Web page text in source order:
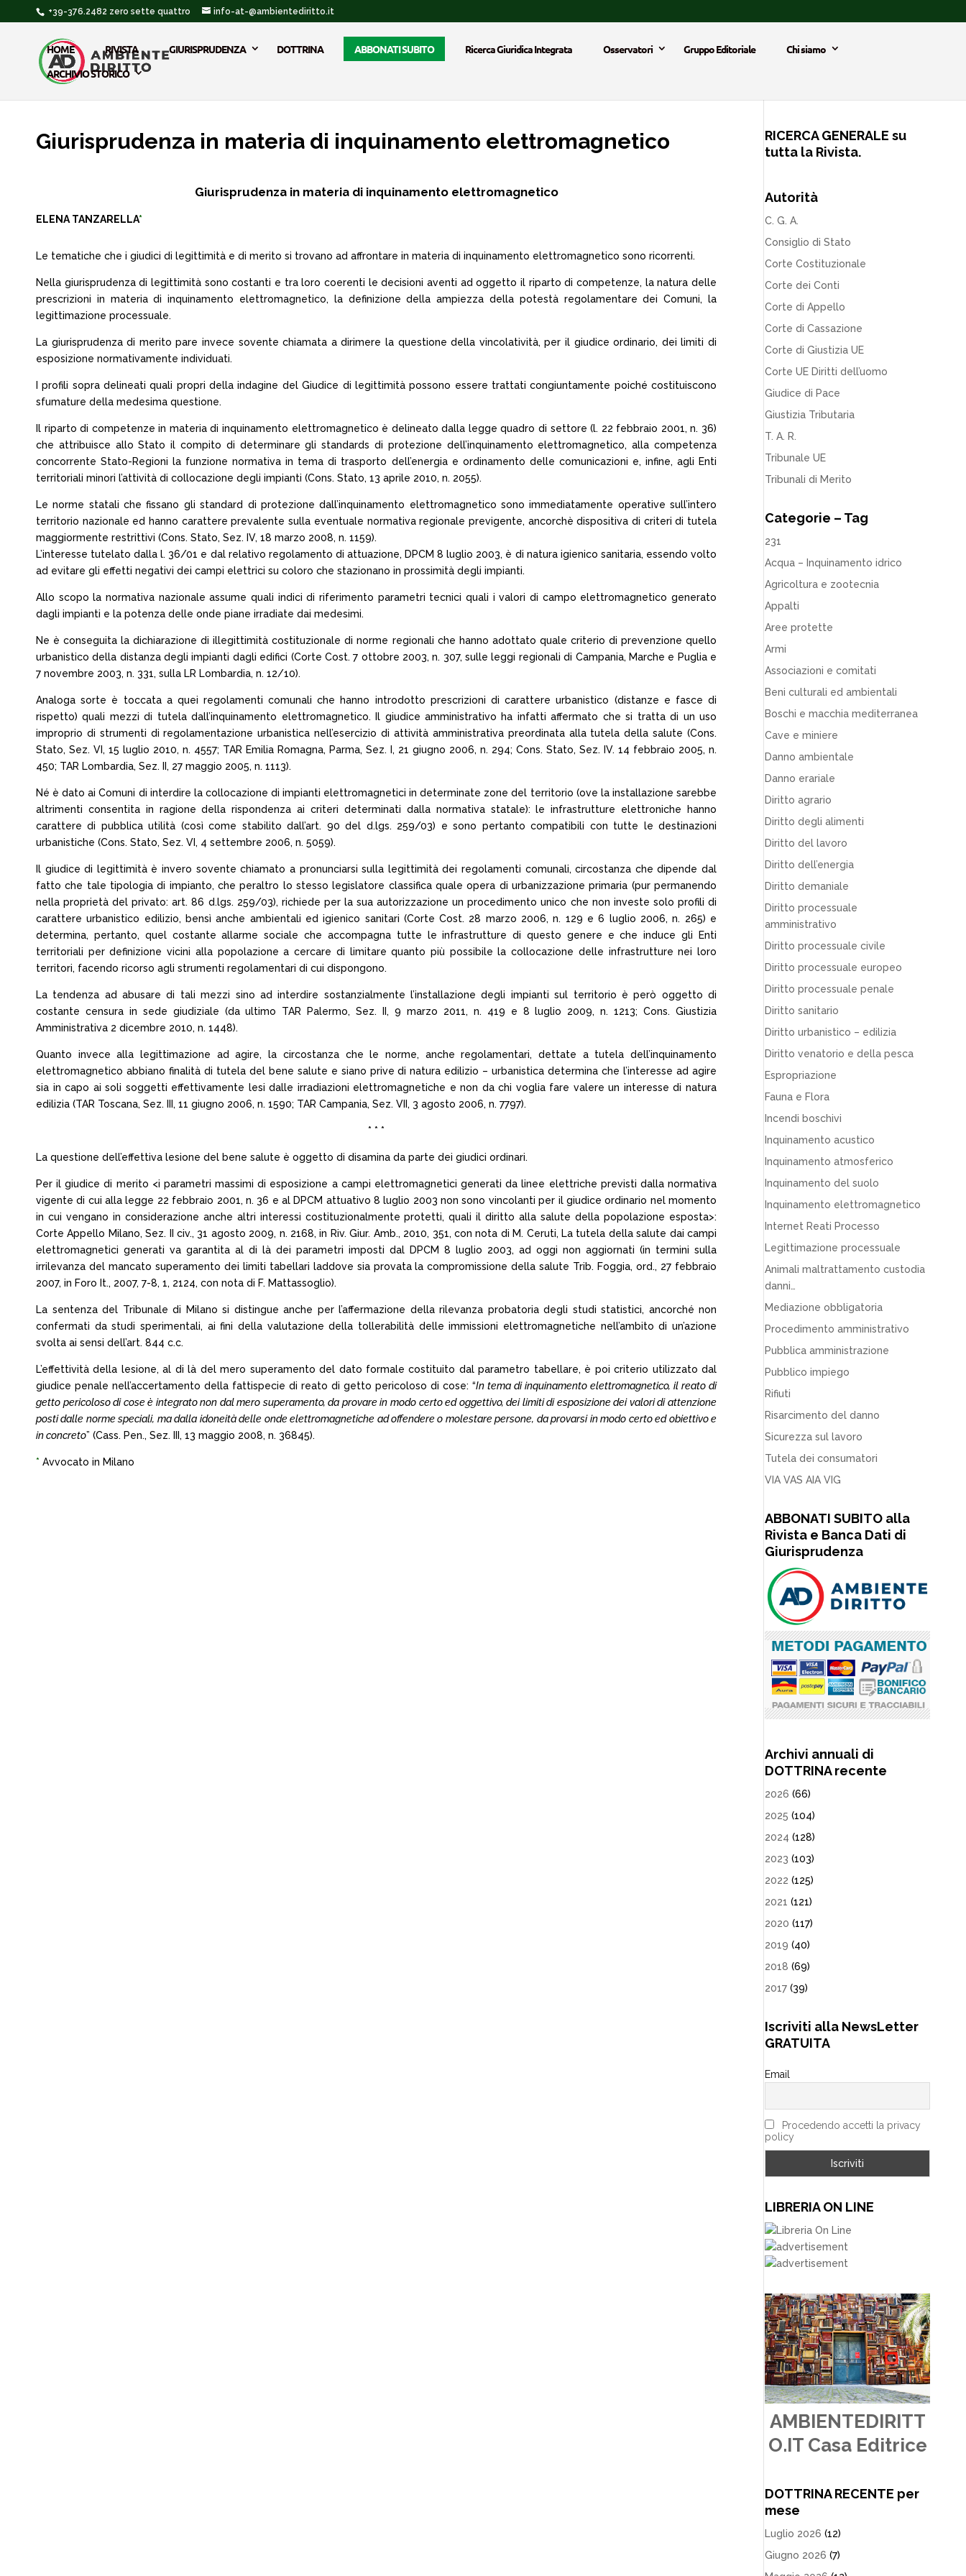
+39-376.2482 zero sette quattro info-at-@ambientediritto.it
HOME RIVISTA GIURISPRUDENZA DOTTRINA ABBONATI SUBITO Ricerca Giuridica Integrata Osservatori Gruppo Editoriale
Chi siamo
ARCHIVIO STORICO
Giurisprudenza in materia di inquinamento elettromagnetico
Giurisprudenza in materia di inquinamento elettromagnetico
ELENA TANZARELLA*
Le tematiche che i giudici di legittimità e di merito si trovano ad affrontare in materia di inquinamento elettromagnetico sono ricorrenti.
Nella giurisprudenza di legittimità sono costanti e tra loro coerenti le decisioni aventi ad oggetto il riparto di competenze, la natura delle
prescrizioni in materia di inquinamento elettromagnetico, la definizione della ampiezza della potestà regolamentare dei Comuni, la
legittimazione processuale.
La giurisprudenza di merito pare invece sovente chiamata a dirimere la questione della vincolatività, per il giudice ordinario, dei limiti di
esposizione normativamente individuati.
I profili sopra delineati quali propri della indagine del Giudice di legittimità possono essere trattati congiuntamente poiché costituiscono
sfumature della medesima questione.
Il riparto di competenze in materia di inquinamento elettromagnetico è delineato dalla legge quadro di settore (l. 22 febbraio 2001, n. 36)
che attribuisce allo Stato il compito di determinare gli standards di protezione dell’inquinamento elettromagnetico, alla competenza
concorrente Stato-Regioni la funzione normativa in tema di trasporto dell’energia e ordinamento delle comunicazioni e, infine, agli Enti
territoriali minori l’attività di collocazione degli impianti (Cons. Stato, 13 aprile 2010, n. 2055).
Le norme statali che fissano gli standard di protezione dall’inquinamento elettromagnetico sono immediatamente operative sull’intero
territorio nazionale ed hanno carattere prevalente sulla eventuale normativa regionale previgente, ancorchè dispositiva di criteri di tutela
maggiormente restrittivi (Cons. Stato, Sez. IV, 18 marzo 2008, n. 1159).
L’interesse tutelato dalla l. 36/01 e dal relativo regolamento di attuazione, DPCM 8 luglio 2003, è di natura igienico sanitaria, essendo volto
ad evitare gli effetti negativi dei campi elettrici su coloro che stazionano in prossimità degli impianti.
Allo scopo la normativa nazionale assume quali indici di riferimento parametri tecnici quali i valori di campo elettromagnetico generato
dagli impianti e la potenza delle onde piane irradiate dai medesimi.
Ne è conseguita la dichiarazione di illegittimità costituzionale di norme regionali che hanno adottato quale criterio di prevenzione quello
urbanistico della distanza degli impianti dagli edifici (Corte Cost. 7 ottobre 2003, n. 307, sulle leggi regionali di Campania, Marche e Puglia e
7 novembre 2003, n. 331, sulla LR Lombardia, n. 12/10).
Analoga sorte è toccata a quei regolamenti comunali che hanno introdotto prescrizioni di carattere urbanistico (distanze e fasce di
rispetto) quali mezzi di tutela dall’inquinamento elettromagnetico. Il giudice amministrativo ha infatti affermato che si tratta di un uso
improprio di strumenti di regolamentazione urbanistica nell’esercizio di attività amministrativa preordinata alla tutela della salute (Cons.
Stato, Sez. VI, 15 luglio 2010, n. 4557; TAR Emilia Romagna, Parma, Sez. I, 21 giugno 2006, n. 294; Cons. Stato, Sez. IV. 14 febbraio 2005, n.
450; TAR Lombardia, Sez. II, 27 maggio 2005, n. 1113).
Né è dato ai Comuni di interdire la collocazione di impianti elettromagnetici in determinate zone del territorio (ove la installazione sarebbe
altrimenti consentita in ragione della rispondenza ai criteri determinati dalla normativa statale): le infrastrutture elettroniche hanno
carattere di pubblica utilità (così come stabilito dall’art. 90 del d.lgs. 259/03) e sono pertanto compatibili con tutte le destinazioni
urbanistiche (Cons. Stato, Sez. VI, 4 settembre 2006, n. 5059).
Il giudice di legittimità è invero sovente chiamato a pronunciarsi sulla legittimità dei regolamenti comunali, circostanza che dipende dal
fatto che tale tipologia di impianto, che peraltro lo stesso legislatore classifica quale opera di urbanizzazione primaria (pur permanendo
nella proprietà del privato: art. 86 d.lgs. 259/03), richiede per la sua autorizzazione un procedimento unico che non investe solo profili di
carattere urbanistico edilizio, bensì anche ambientali ed igienico sanitari (Corte Cost. 28 marzo 2006, n. 129 e 6 luglio 2006, n. 265) e
determina, pertanto, quel costante allarme sociale che accompagna tutte le infrastrutture di questo genere e che induce gli Enti
territoriali per definizione vicini alla popolazione a cercare di limitare quanto più possibile la collocazione delle infrastrutture nei loro
territori, facendo ricorso agli strumenti regolamentari di cui dispongono.
La tendenza ad abusare di tali mezzi sino ad interdire sostanzialmente l’installazione degli impianti sul territorio è però oggetto di
costante censura in sede giudiziale (da ultimo TAR Palermo, Sez. II, 9 marzo 2011, n. 419 e 8 luglio 2009, n. 1213; Cons. Giustizia
Amministrativa 2 dicembre 2010, n. 1448).
Quanto invece alla legittimazione ad agire, la circostanza che le norme, anche regolamentari, dettate a tutela dell’inquinamento
elettromagnetico abbiano finalità di tutela del bene salute e siano prive di natura edilizio – urbanistica determina che l’interesse ad agire
sia in capo ai soli soggetti effettivamente lesi dalle irradiazioni elettromagnetiche e non da chi voglia fare valere un interesse di natura
edilizia (TAR Toscana, Sez. III, 11 giugno 2006, n. 1590; TAR Campania, Sez. VII, 3 agosto 2006, n. 7797).
* * *
La questione dell’effettiva lesione del bene salute è oggetto di disamina da parte dei giudici ordinari.
Per il giudice di merito <i parametri massimi di esposizione a campi elettromagnetici generati da linee elettriche previsti dalla normativa
vigente di cui alla legge 22 febbraio 2001, n. 36 e al DPCM attuativo 8 luglio 2003 non sono vincolanti per il giudice ordinario nel momento
in cui vengano in considerazione anche altri interessi costituzionalmente protetti, quali il diritto alla salute della popolazione esposta>:
Corte Appello Milano, Sez. II civ., 31 agosto 2009, n. 2168, in Riv. Giur. Amb., 2010, 351, con nota di M. Ceruti, La tutela della salute dai campi
elettromagnetici generati va garantita al di là dei parametri imposti dal DPCM 8 luglio 2003, ad oggi non aggiornati (in termini sulla
irrilevanza del mancato superamento dei limiti tabellari laddove sia provata la compromissione della salute Trib. Foggia, ord., 27 febbraio
2007, in Foro It., 2007, 7-8, 1, 2124, con nota di F. Mattassoglio).
La sentenza del Tribunale di Milano si distingue anche per l’affermazione della rilevanza probatoria degli studi statistici, ancorché non
confermati da studi sperimentali, ai fini della valutazione della tollerabilità delle immissioni elettromagnetiche nell’ambito di un’azione
svolta ai sensi dell’art. 844 c.c.
L’effettività della lesione, al di là del mero superamento del dato formale costituito dal parametro tabellare, è poi criterio utilizzato dal
giudice penale nell’accertamento della fattispecie di reato di getto pericoloso di cose: “In tema di inquinamento elettromagnetico, il reato di
getto pericoloso di cose è integrato non dal mero superamento, da provare in modo certo ed oggettivo, dei limiti di esposizione dei valori di attenzione
posti dalle norme speciali, ma dalla idoneità delle onde elettromagnetiche ad offendere o molestare persone, da provarsi in modo certo ed obiettivo e
in concreto” (Cass. Pen., Sez. III, 13 maggio 2008, n. 36845).
* Avvocato in Milano
RICERCA GENERALE su
tutta la Rivista.
Autorità
C. G. A.
Consiglio di Stato
Corte Costituzionale
Corte dei Conti
Corte di Appello
Corte di Cassazione
Corte di Giustizia UE
Corte UE Diritti dell’uomo
Giudice di Pace
Giustizia Tributaria
T. A. R.
Tribunale UE
Tribunali di Merito
Categorie – Tag
231
Acqua – Inquinamento idrico
Agricoltura e zootecnia
Appalti
Aree protette
Armi
Associazioni e comitati
Beni culturali ed ambientali
Boschi e macchia mediterranea
Cave e miniere
Danno ambientale
Danno erariale
Diritto agrario
Diritto degli alimenti
Diritto del lavoro
Diritto dell’energia
Diritto demaniale
Diritto processuale
amministrativo
Diritto processuale civile
Diritto processuale europeo
Diritto processuale penale
Diritto sanitario
Diritto urbanistico – edilizia
Diritto venatorio e della pesca
Espropriazione
Fauna e Flora
Incendi boschivi
Inquinamento acustico
Inquinamento atmosferico
Inquinamento del suolo
Inquinamento elettromagnetico
Internet Reati Processo
Legittimazione processuale
Animali maltrattamento custodia
danni…
Mediazione obbligatoria
Procedimento amministrativo
Pubblica amministrazione
Pubblico impiego
Rifiuti
Risarcimento del danno
Sicurezza sul lavoro
Tutela dei consumatori
VIA VAS AIA VIG
ABBONATI SUBITO alla
Rivista e Banca Dati di
Giurisprudenza
Archivi annuali di
DOTTRINA recente
2026 (66)
2025 (104)
2024 (128)
2023 (103)
2022 (125)
2021 (121)
2020 (117)
2019 (40)
2018 (69)
2017 (39)
Iscriviti alla NewsLetter
GRATUITA
Email
Procedendo accetti la privacy
policy
LIBRERIA ON LINE
AMBIENTEDIRITT
O.IT Casa Editrice
DOTTRINA RECENTE per
mese
Luglio 2026 (12)
Giugno 2026 (7)